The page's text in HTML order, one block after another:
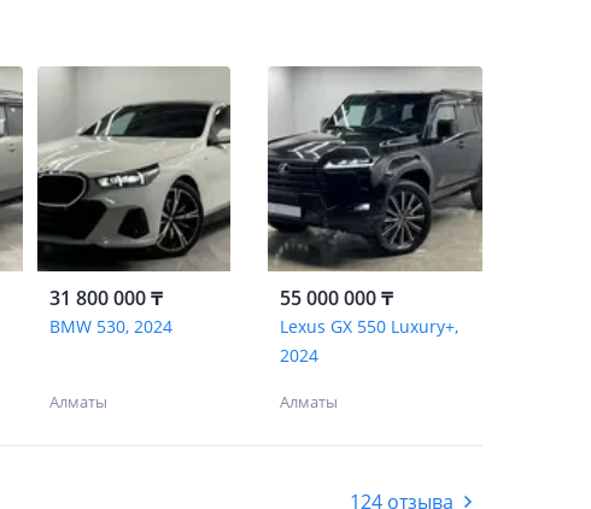
31 800 000 ₸
BMW 530, 2024
Алматы
55 000 000 ₸
Lexus GX 550 Luxury+,
2024
Алматы
124 отзыва